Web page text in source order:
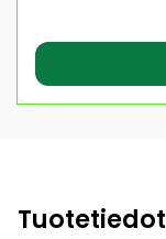
Tuotetiedot